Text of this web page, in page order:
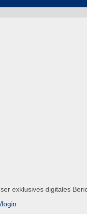
exklusives digitales
login